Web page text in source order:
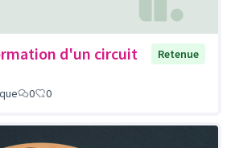
d'un circuit
Retenue
0 0